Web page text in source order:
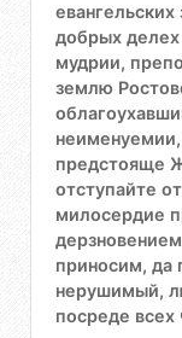
добрых
мудрии,
землю
предстояще
отступайте
милосердие
приносим, да
нерушимый,
посреде всех